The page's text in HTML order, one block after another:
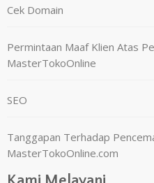
Cek Domain
Permintaan Maaf Klien Atas
MasterTokoOnline
SEO
Tanggapan Terhadap
MasterTokoOnline.com